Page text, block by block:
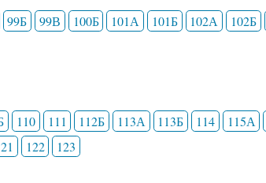
99Б 99В 100Б 101А 101Б 102А 102Б
110 111 112Б 113А 113Б 114 115А
122 123